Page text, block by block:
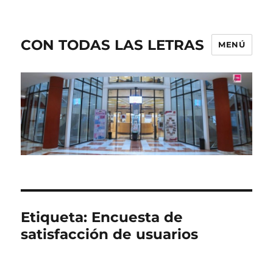
CON TODAS LAS LETRAS MENÚ
Etiqueta: Encuesta de
satisfacción de usuarios